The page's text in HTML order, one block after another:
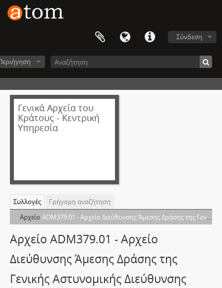
Σύνδεση
Γενικά Αρχεία του
Κράτους - Κεντρική
Υπηρεσία
Συλλογές
Γρήγορη αναζήτηση
Αρχείο ADM379.01 - Αρχείο Διεύθυνσης Άμεσης Δράσης της Γενικής Αστυνομικής Διεύθυνσης Αττικής (ΓΑΔΑ)
Αρχείο ADM379.01 - Αρχείο
Διεύθυνσης Άμεσης Δράσης της
Γενικής Αστυνομικής Διεύθυνσης